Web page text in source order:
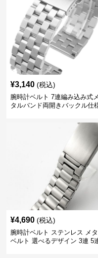
¥3,140 (税込)
腕時計ベルト 7連編み込み式メ
タルバンド両開きバックル仕
¥4,690 (税込)
腕時計ベルト ステンレス メ
ベルト 選べるデザイン 3連 5